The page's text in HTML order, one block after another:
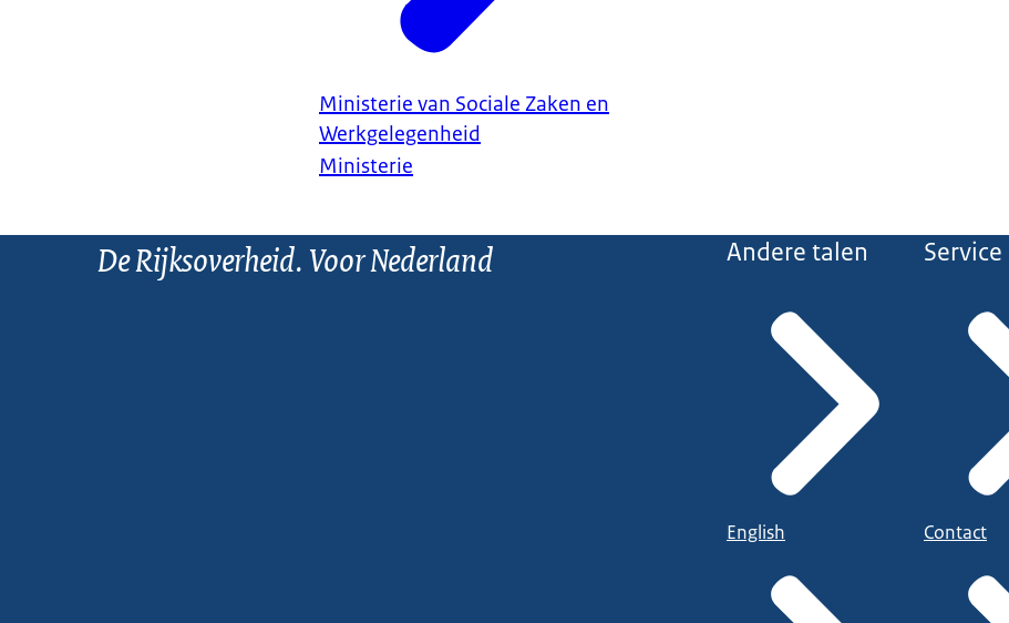
Ministerie van Sociale Zaken en
Werkgelegenheid
Ministerie
De Rijksoverheid. Voor Nederland Andere talen
English
Service
Contact